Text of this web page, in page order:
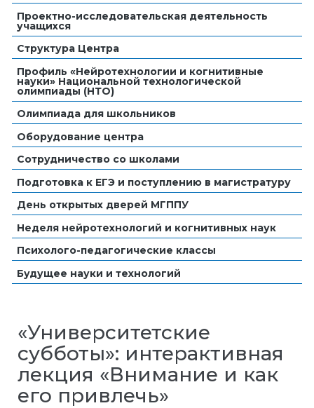
Проектно-исследовательская деятельность
учащихся
Структура Центра
Профиль «Нейротехнологии и когнитивные
науки» Национальной технологической
олимпиады (НТО)
Олимпиада для школьников
Оборудование центра
Сотрудничество со школами
Подготовка к ЕГЭ и поступлению в магистратуру
День открытых дверей МГППУ
Неделя нейротехнологий и когнитивных наук
Психолого-педагогические классы
Будущее науки и технологий
«Университетские
субботы»: интерактивная
лекция «Внимание и как
его привлечь»